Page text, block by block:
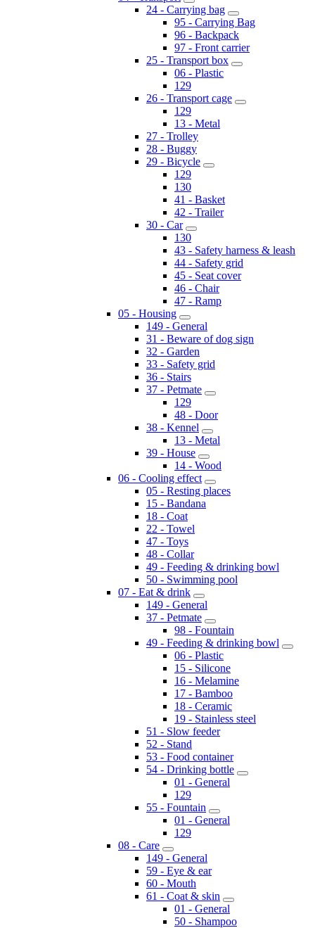
24 - Carrying bag
95 - Carrying Bag
96 - Backpack
97 - Front carrier
25 - Transport box
06 - Plastic
129
26 - Transport cage
129
13 - Metal
27 - Trolley
28 - Buggy
29 - Bicycle
129
130
41 - Basket
42 - Trailer
30 - Car
130
43 - Safety harness & leash
44 - Safety grid
45 - Seat cover
46 - Chair
47 - Ramp
05 - Housing
149 - General
31 - Beware of dog sign
32 - Garden
33 - Safety grid
36 - Stairs
37 - Petmate
129
48 - Door
38 - Kennel
13 - Metal
39 - House
14 - Wood
06 - Cooling effect
05 - Resting places
15 - Bandana
18 - Coat
22 - Towel
47 - Toys
48 - Collar
49 - Feeding & drinking bowl
50 - Swimming pool
07 - Eat & drink
149 - General
37 - Petmate
98 - Fountain
49 - Feeding & drinking bowl
06 - Plastic
15 - Silicone
16 - Melamine
17 - Bamboo
18 - Ceramic
19 - Stainless steel
51 - Slow feeder
52 - Stand
53 - Food container
54 - Drinking bottle
01 - General
129
55 - Fountain
01 - General
129
08 - Care
149 - General
59 - Eye & ear
60 - Mouth
61 - Coat & skin
01 - General
50 - Shampoo